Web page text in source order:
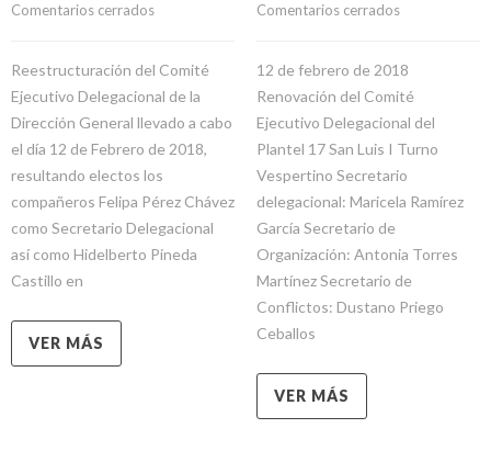
Comentarios cerrados
Reestructuración del Comité
Ejecutivo Delegacional de la
Dirección General llevado a cabo
el día 12 de Febrero de 2018,
resultando electos los
compañeros Felipa Pérez Chávez
como Secretario Delegacional
así como Hidelberto Pineda
Castillo en
VER MÁS
Comentarios cerrados
12 de febrero de 2018
Renovación del Comité
Ejecutivo Delegacional del
Plantel 17 San Luis I Turno
Vespertino Secretario
delegacional: Maricela Ramírez
García Secretario de
Organización: Antonia Torres
Martínez Secretario de
Conflictos: Dustano Priego
Ceballos
VER MÁS